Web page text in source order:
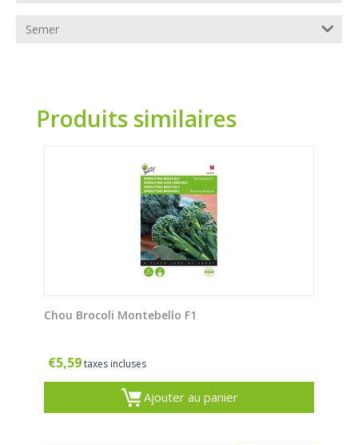
Semer
Produits similaires
Chou Brocoli Montebello F1
€5,59taxes incluses
Ajouter au panier